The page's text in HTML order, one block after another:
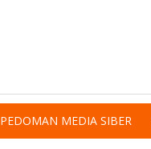
PEDOMAN MEDIA SIBER